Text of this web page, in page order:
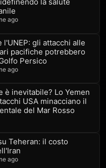
ago
l'UNEP: gli attacchi alle
pacifiche potrebbero
Persico
ago
è inevitabile? Lo Yemen
USA minacciano il
del Mar Rosso
Teheran: il costo
ago